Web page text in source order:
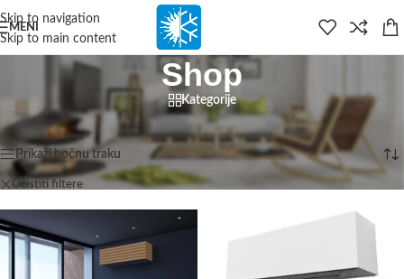
content
Skip to navigation
Skip to main content
MENI
Shop
Kategorije
Početna
Shop Prikazuje se svih 7 rezultata
Prikaži bočnu traku
Očistiti filtere Toshiba